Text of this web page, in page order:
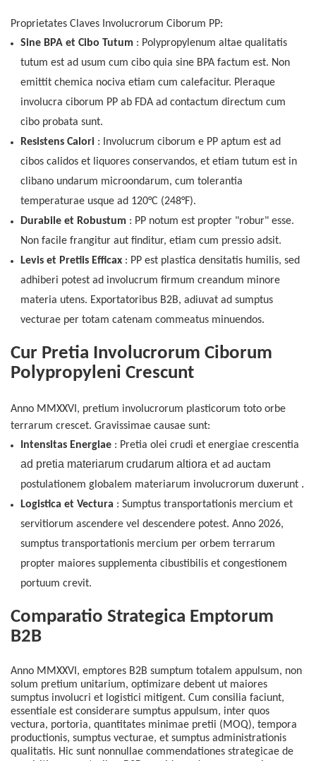
Proprietates Claves Involucrorum Ciborum PP:
Sine BPA et Cibo Tutum : Polypropylenum altae qualitatis
tutum est ad usum cum cibo quia sine BPA factum est. Non
emittit chemica nociva etiam cum calefacitur. Pleraque
involucra ciborum PP ab FDA ad contactum directum cum
cibo probata sunt.
Resistens Calori : Involucrum ciborum e PP aptum est ad
cibos calidos et liquores conservandos, et etiam tutum est in
clibano undarum microondarum, cum tolerantia
temperaturae usque ad 120°C (248°F).
Durabile et Robustum : PP notum est propter "robur" esse.
Non facile frangitur aut finditur, etiam cum pressio adsit.
Levis et Pretiis Efficax : PP est plastica densitatis humilis, sed
adhiberi potest ad involucrum firmum creandum minore
materia utens. Exportatoribus B2B, adiuvat ad sumptus
vecturae per totam catenam commeatus minuendos.
Cur Pretia Involucrorum Ciborum
Polypropyleni Crescunt
Anno MMXXVI, pretium involucrorum plasticorum toto orbe
terrarum crescet. Gravissimae causae sunt:
Intensitas Energiae : Pretia olei crudi et energiae crescentia
ad pretia materiarum crudarum altioraet ad auctam
postulationem globalem materiarum involucrorum duxerunt .
Logistica et Vectura : Sumptus transportationis mercium et
servitiorum ascendere vel descendere potest. Anno 2026,
sumptus transportationis mercium per orbem terrarum
propter maiores supplementa cibustibilis et congestionem
portuum crevit.
Comparatio Strategica Emptorum
B2B
Anno MMXXVI, emptores B2B sumptum totalem appulsum, non
solum pretium unitarium, optimizare debent ut maiores
sumptus involucri et logistici mitigent. Cum consilia faciunt,
essentiale est considerare sumptus appulsum, inter quos
vectura, portoria, quantitates minimae pretii (MOQ), tempora
productionis, sumptus vecturae, et sumptus administrationis
qualitatis. Hic sunt nonnullae commendationes strategicae de